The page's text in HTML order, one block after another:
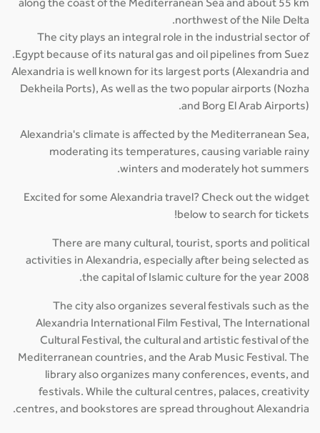
along the coast of the Mediterranean Sea and about 55 km
northwest of the Nile Delta.
The city plays an integral role in the industrial sector of
Egypt because of its natural gas and oil pipelines from Suez.
Alexandria is well known for its largest ports (Alexandria and
Dekheila Ports), As well as the two popular airports (Nozha
and Borg El Arab Airports).
Alexandria's climate is affected by the Mediterranean Sea,
moderating its temperatures, causing variable rainy
winters and moderately hot summers.
Excited for some Alexandria travel? Check out the widget
below to search for tickets!
There are many cultural, tourist, sports and political
activities in Alexandria, especially after being selected as
the capital of Islamic culture for the year 2008.
The city also organizes several festivals such as the
Alexandria International Film Festival, The International
Cultural Festival, the cultural and artistic festival of the
Mediterranean countries, and the Arab Music Festival. The
library also organizes many conferences, events, and
festivals. While the cultural centres, palaces, creativity
centres, and bookstores are spread throughout Alexandria.